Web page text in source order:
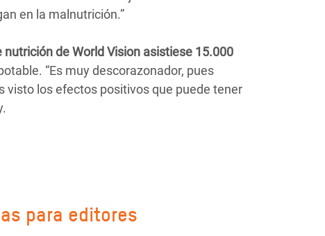
en la malnutrición.”
de World Vision asistiese 15.000
“Es muy descorazonador, pues
visto los efectos positivos que puede tener
para editores